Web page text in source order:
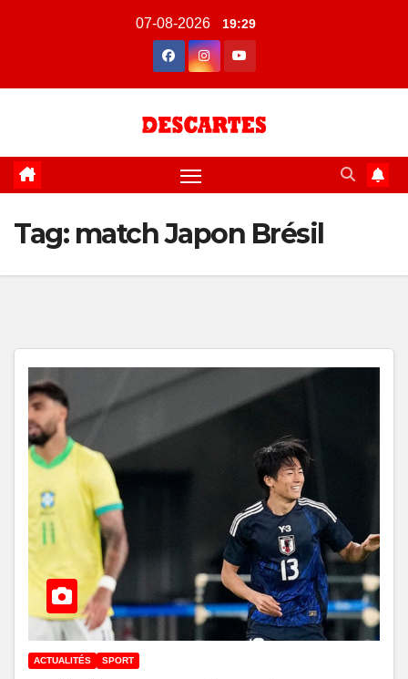
07-08-2026 19:29
Tag: match Japon Brésil
ACTUALITÉS SPORT